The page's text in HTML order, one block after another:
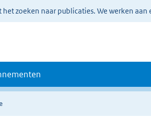
zoeken naar publicaties. We werken aan